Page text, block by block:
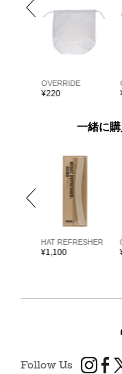
OVERRIDE
¥220
一緒に
HAT REFRESHER
¥1,100
Follow Us